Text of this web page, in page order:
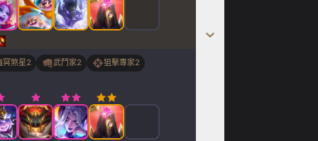
冥煞星2 武鬥家2 狙擊專家2